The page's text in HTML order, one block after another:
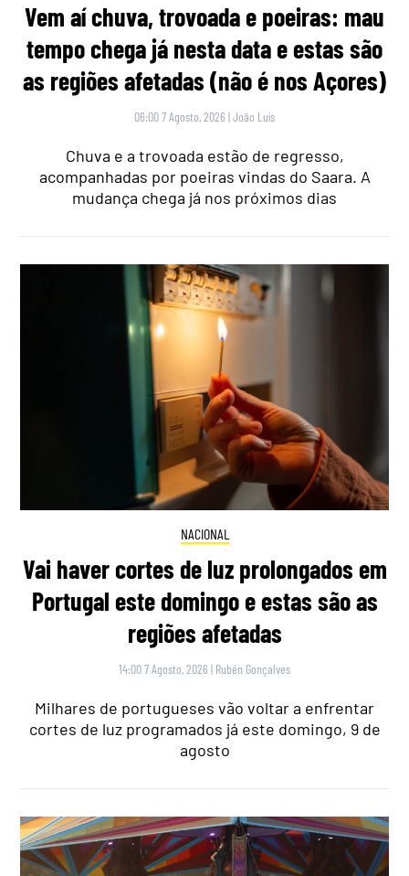
Vem aí chuva, trovoada e poeiras: mau
tempo chega já nesta data e estas são
as regiões afetadas (não é nos Açores)
06:00 7 Agosto, 2026 |João Luís
Chuva e a trovoada estão de regresso,
acompanhadas por poeiras vindas do Saara. A
mudança chega já nos próximos dias
NACIONAL
Vai haver cortes de luz prolongados em
Portugal este domingo e estas são as
regiões afetadas
14:00 7 Agosto, 2026 | Rubén Gonçalves
Milhares de portugueses vão voltar a enfrentar
cortes de luz programados já este domingo, 9 de
agosto